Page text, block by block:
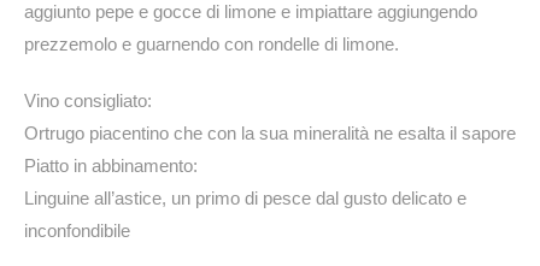
aggiunto pepe e gocce di limone e impiattare aggiungendo
prezzemolo e guarnendo con rondelle di limone.
Vino consigliato:
Ortrugo piacentino che con la sua mineralità ne esalta il sapore
Piatto in abbinamento:
Linguine all’astice, un primo di pesce dal gusto delicato e
inconfondibile